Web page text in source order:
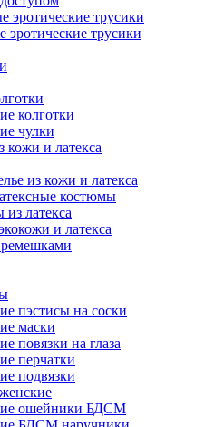
эротические трусики
эротические трусики
колготки
чулки
кожи и латекса
из кожи и латекса
костюмы
латекса
и латекса
ремешками
пэстисы на соски
маски
повязки на глаза
перчатки
подвязки
ошейники БДСМ